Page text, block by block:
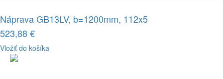
Náprava GB13LV, b=1200mm, 112x5
523,88 €
Vložiť do košíka